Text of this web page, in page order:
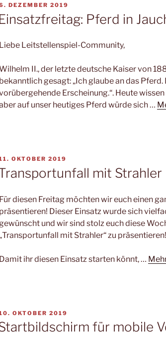
AM
DEZEMBER 2019
Pferd in
Liebe Leitstellenspiel-Community,
II., der letzte deutsche Kaiser von
bekanntlich gesagt: „Ich glaube an das
Erscheinung.“. Heute
auf unser heutiges Pferd würde sich …
OKTOBER 2019
mit Strahler
Für diesen Freitag möchten wir euch einen
präsentieren! Dieser Einsatz wurde sich
gewünscht und wir sind stolz euch diese
„Transportunfall mit Strahler“ zu präsentieren!
Damit ihr diesen Einsatz starten könnt, …
AM
OKTOBER 2019
für mobile